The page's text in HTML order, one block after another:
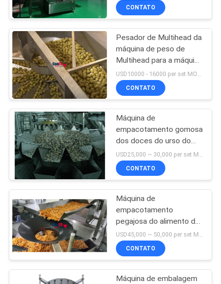
SOBRE
NÓS
EXCURSÃO
DA
FÁBRICA
CONTROLE
DA
QUALIDADE
PEÇA
UMAS
CITAÇÕES
MAPA
DO
CONTATO
Pesador de Multihead da
máquina de peso de
Multihead para a máquina
de enchimento higiênica
do projeto das azeitonas
dos vegetais
CONTATO
Máquina de
empacotamento gomosa
dos doces do urso do
pesador de Multihead
500 gramas impermeável
CONTATO
Máquina de
empacotamento
pegajosa do alimento do
petisco de 200 gramas
com enchimento do
pesador de Multihead
USD45,000 ~ 50,000 per set MOQ:1 grupo
CONTATO
Máquina de embalagem